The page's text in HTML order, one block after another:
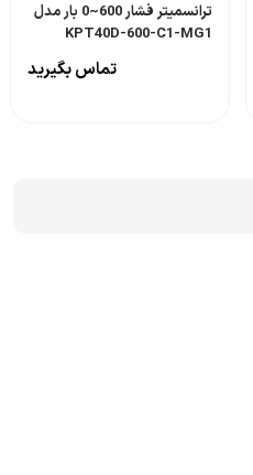
ترانسمیتر فشار 600~0 بار مدل
KPT40D-600-C1-MG1
تماس بگیرید